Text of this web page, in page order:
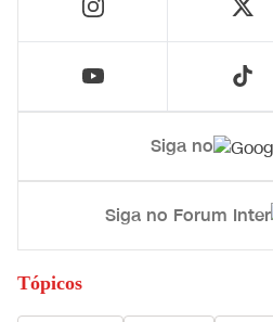
Siga no
Siga no Forum Inter
Tópicos